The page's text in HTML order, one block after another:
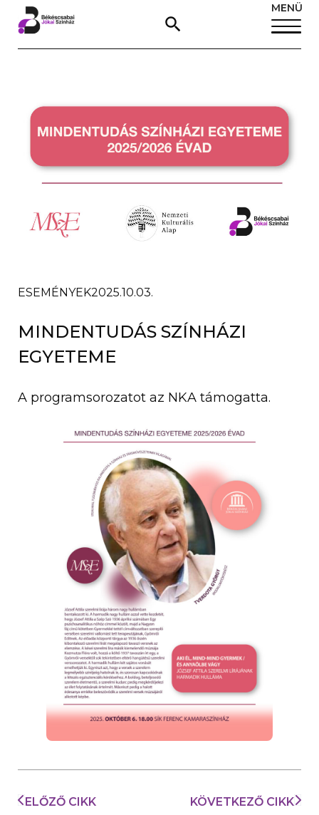
MENÜ
ESEMÉNYEK2025.10.03.
MINDENTUDÁS SZÍNHÁZI
EGYETEME
A programsorozatot az NKA támogatta.
ELŐZŐ CIKK KÖVETKEZŐ CIKK